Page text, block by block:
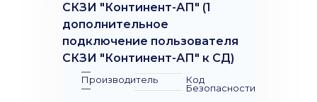
СКЗИ "Континент-АП" (1
дополнительное
подключение пользователя
СКЗИ "Континент-АП" к СД)
—
Производитель
—
Код
Безопасности